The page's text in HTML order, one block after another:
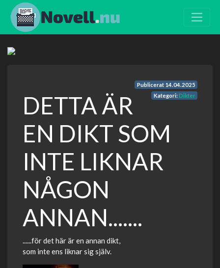
Publicerat 14.04.2025
Kategori:Dikter
DETTA ÄR
EN DIKT SOM
INTE LIKNAR
NÅGON
ANNAN.......
......för det här är en annan dikt,
som inte ens liknar sig själv.